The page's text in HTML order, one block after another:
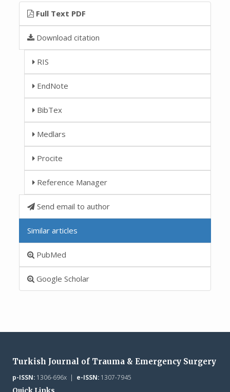
Full Text PDF
Download citation
RIS
EndNote
BibTex
Medlars
Procite
Reference Manager
Send email to author
Similar articles
PubMed
Google Scholar
Turkish Journal of Trauma & Emergency Surgery
p-ISSN:1306-696x | e-ISSN:1307-7945